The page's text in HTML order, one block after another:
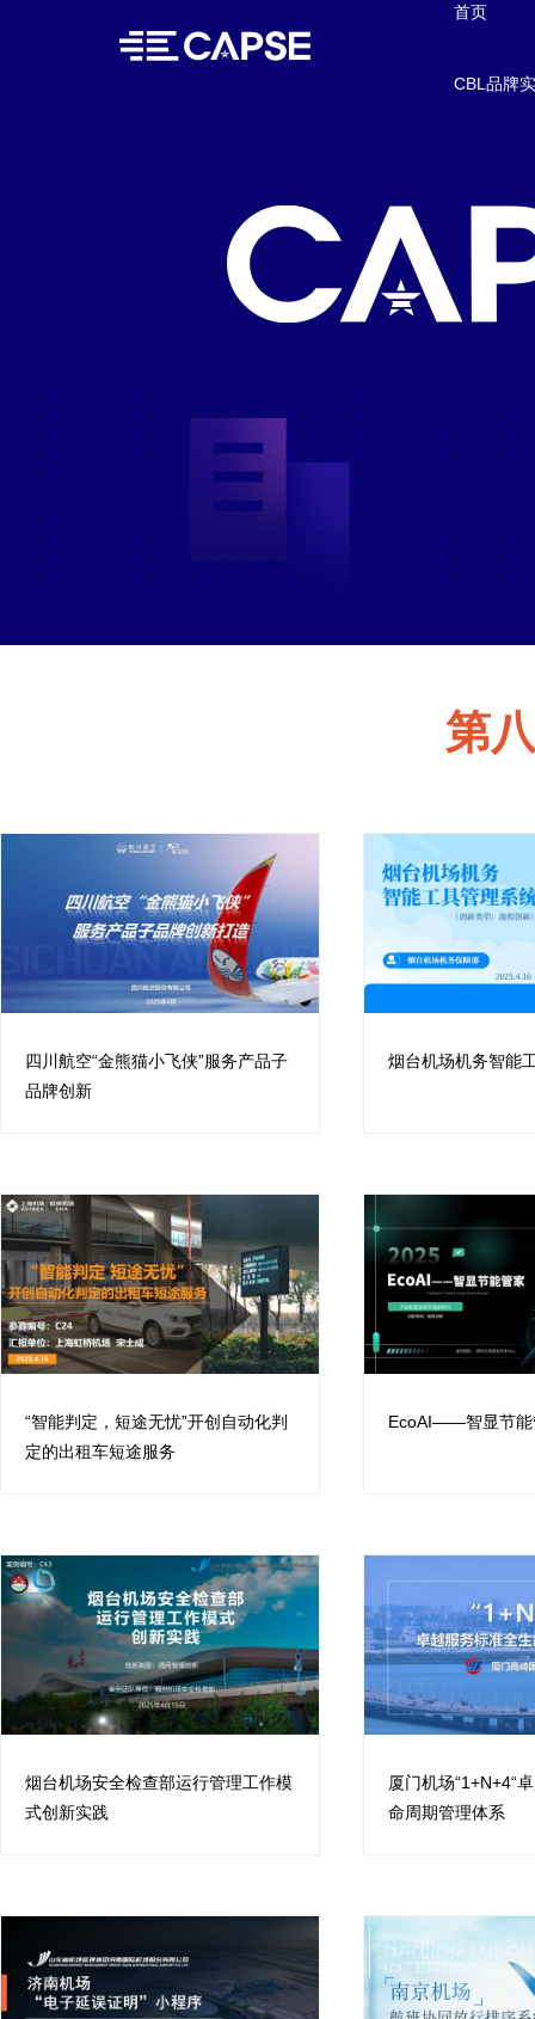
首页
CBL品牌
第
四川航空“金熊猫小飞侠”服务产品子
品牌创新
烟台机场机务智能
“智能判定，短途无忧”开创自动化判
定的出租车短途服务
EcoAI——智显节能
烟台机场安全检查部运行管理工作模
式创新实践
厦门机场“1+N+4“
命周期管理体系